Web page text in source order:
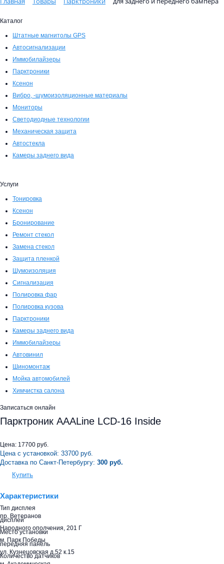
Каталог
Штатные магнитолы GPS
Автосигнализации
Иммобилайзеры
Парктроники
Ксенон
Вибро, -шумоизоляционные материалы
Мониторы
Светодиодные технологии
Механическая защита
Автостекла
Камеры заднего вида
Услуги
Тонировка
Ксенон
Бронирование
Ремонт стекол
Замена стекол
Защита пленкой
Шумоизоляция
Сигнализация
Полировка фар
Полировка кузова
Парктроники
Камеры заднего вида
Иммобилайзеры
Автовинил
Шиномонтаж
Мойка автомобилей
Химчистка салона
Записаться онлайн
Парктроник AAALine LCD-16 Inside
Цена: 17700 руб.
Цена с установкой: 33700 руб.
Доставка по Санкт-Петербургу: 300 руб.
Купить
Характеристики
Тип дисплея
дисплей
Место установки
передняя панель
Количество датчиков
пр. Ветеранов
Народного ополчения, 201 Г
м. Парк Победы
ул. Кузнецовская д.52 к.15